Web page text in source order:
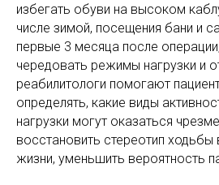
избегать обуви на высоком
числе зимой, посещения бани и
первые 3 месяца после
чередовать режимы нагрузки и
реабилитологи помогают
определять, какие виды
нагрузки могут оказаться
восстановить стереотип ходьбы
жизни, уменьшить вероятность